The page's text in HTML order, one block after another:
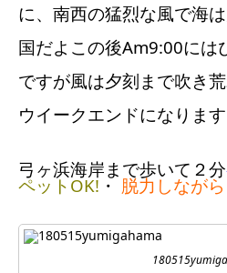
に、南西の猛烈な風で海
国だよこの後Am9:00には
ですが風は夕刻まで吹き
ウイークエンドになりま
弓ヶ浜海岸まで歩いて２分
ペットOK! ・脱力しなが